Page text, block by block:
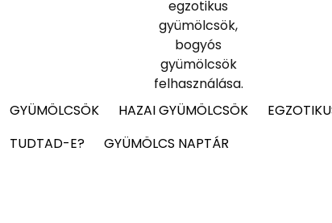
egzotikus
gyümölcsök,
bogyós
gyümölcsök
felhasználása.
GYÜMÖLCSÖK
HAZAI GYÜMÖLCSÖK
TUDTAD-E?
GYÜMÖLCS NAPTÁR